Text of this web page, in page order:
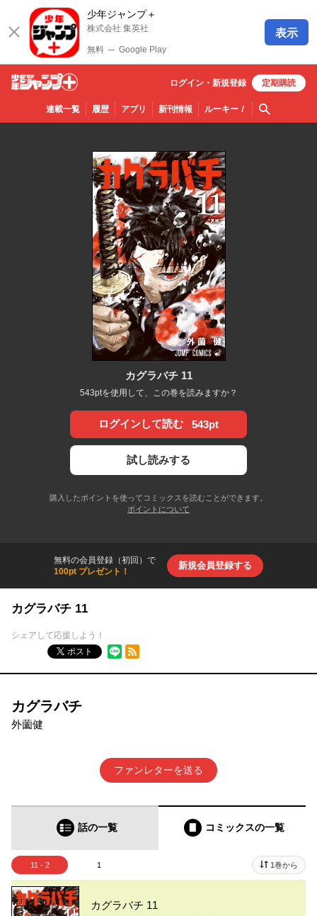
少年ジャンプ＋
株式会社 集英社
無料 ─ Google Play
表示
少年ジ
ャンプ
連載一覧 履歴 アプリ 新刊情報 ルーキー！ 検索
ログイン・ 新規登録 定期購読
カグラバチ 11
543ptを使用して、この巻を読みますか？
ログインして読む 543pt
試し読みする
購入したポイントを使ってコミックスを読むことができます。
ポイントについて
無料の会員登録（初回）で
100pt プレゼント！
新規会員登録する
カグラバチ 11
シェアして応援しよう！
ポスト
RSSフィード
カグラバチ
外薗健
ファンレターを送る
話の一覧 コミックスの一覧
11 - 2 1 1巻から
カグラバチ 11